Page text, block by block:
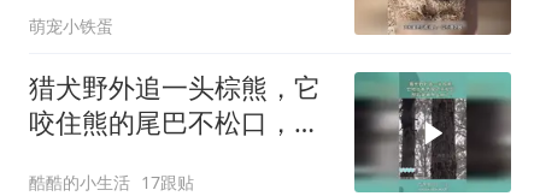
萌宠小铁蛋
猎犬野外追一头棕熊，它
咬住熊的尾巴不松口，然
酷酷的小生活 17跟贴